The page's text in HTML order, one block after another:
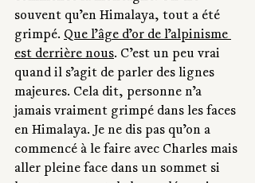
souvent qu’en Himalaya, tout a été
grimpé. Que l’âge d’or de l’alpinisme
est derrière nous. C’est un peu vrai
quand il s’agit de parler des lignes
majeures. Cela dit, personne n’a
jamais vraiment grimpé dans les faces
en Himalaya. Je ne dis pas qu’on a
commencé à le faire avec Charles mais
aller pleine face dans un sommet si